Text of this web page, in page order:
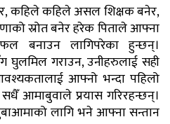
कहिले कहिले असल शिक्षक बनेर,
स्रोत बनेर हरेक पिताले आफ्ना
बनाउन लागिपरेका हुन्छन्।
गराउन, उनीहरुलाई सही
आफ्नो भन्दा पहिलो
सधैँ आमाबुवाले प्रयास गरिरहन्छन्।
लागि भने आफ्ना सन्तान